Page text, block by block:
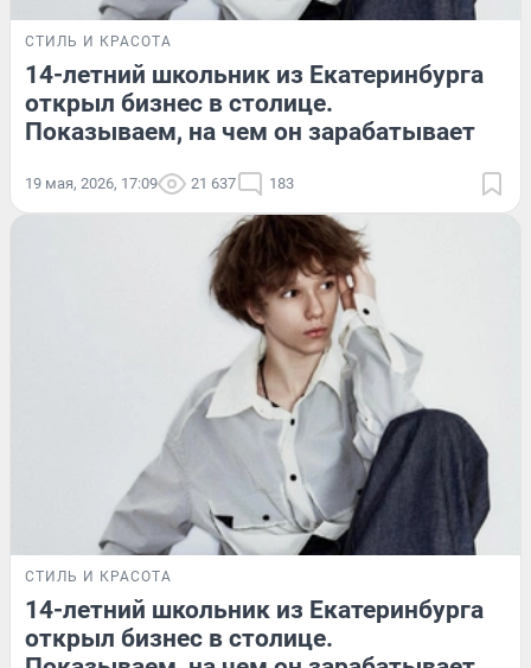
СТИЛЬ И КРАСОТА
14-летний школьник из Екатеринбурга
открыл бизнес в столице.
Показываем, на чем он зарабатывает
19 мая, 2026, 17:09 21 637 183
СТИЛЬ И КРАСОТА
14-летний школьник из Екатеринбурга
открыл бизнес в столице.